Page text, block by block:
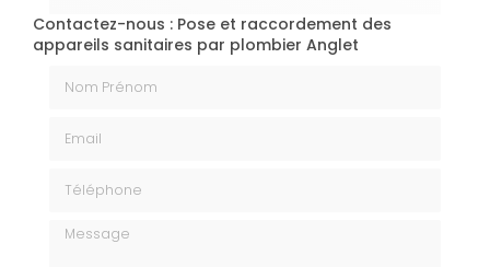
Contactez-nous : Pose et raccordement des
appareils sanitaires par plombier Anglet
Message